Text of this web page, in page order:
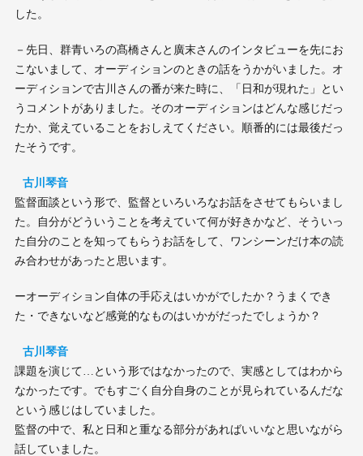
した。
－先日、群青いろの髙橋さんと廣末さんのインタビューを先にお
こないまして、オーディションのときの話をうかがいました。オ
ーディションで古川さんの番が来た時に、「日和が現れた」とい
うコメントがありました。そのオーディションはどんな感じだっ
たか、覚えていることをおしえてください。順番的には最後だっ
たそうです。
古川琴音
監督面談という形で、監督といろいろなお話をさせてもらいまし
た。自分がどういうことを考えていて何が好きかなど、そういっ
た自分のことを知ってもらうお話をして、ワンシーンだけ本の読
み合わせがあったと思います。
ーオーディション自体の手応えはいかがでしたか？うまくでき
た・できないなど感覚的なものはいかがだったでしょうか？
古川琴音
課題を演じて…という形ではなかったので、実感としてはわから
なかったです。でもすごく自分自身のことが見られているんだな
という感じはしていました。
監督の中で、私と日和と重なる部分があればいいなと思いながら
話していました。